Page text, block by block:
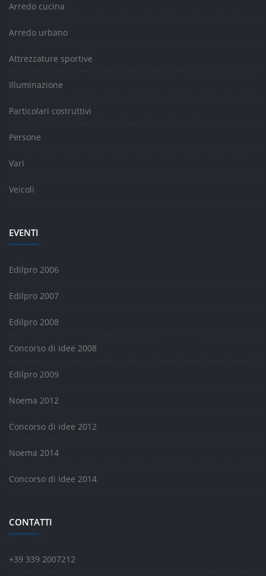
Arredo cucina
Arredo urbano
Attrezzature sportive
Illuminazione
Particolari costruttivi
Persone
Vari
Veicoli
EVENTI
Edilpro 2006
Edilpro 2007
Edilpro 2008
Concorso di idee 2008
Edilpro 2009
Noema 2012
Concorso di idee 2012
Noema 2014
Concorso di idee 2014
CONTATTI
+39 339 2007212